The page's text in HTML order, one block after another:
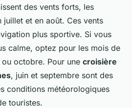
des vents forts, les
juillet et en août. Ces vents
plus sportive. Si vous
calme, optez pour les mois de
octobre. Pour une croisière
, juin et septembre sont des
conditions météorologiques
touristes.